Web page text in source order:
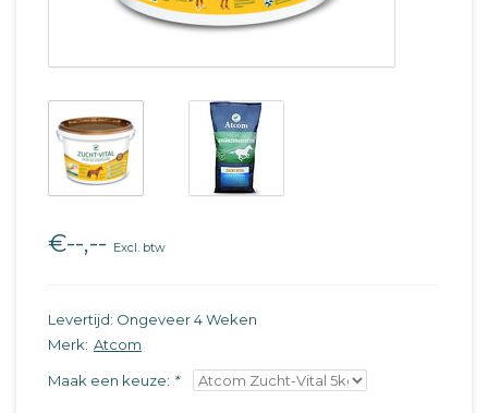
€--,-- Excl. btw
Levertijd: Ongeveer 4 Weken
Merk: Atcom
Maak een keuze: *